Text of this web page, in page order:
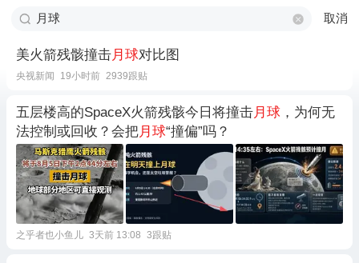
取消
美火箭残骸撞击月球对比图
央视新闻 19小时前 2939跟贴
五层楼高的SpaceX火箭残骸今日将撞击月球 ，为何无
法控制或回收？会把月球“撞偏”吗？
之乎者也小鱼儿 3天前 13:08 3跟贴